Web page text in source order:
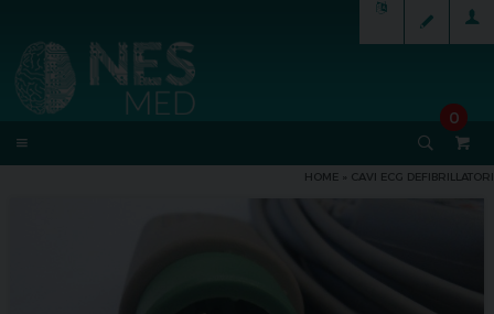
0
HOME CAVI ECG DEFIBRILLATORI